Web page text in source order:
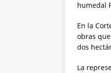
humedal
En la
obras
dos
La